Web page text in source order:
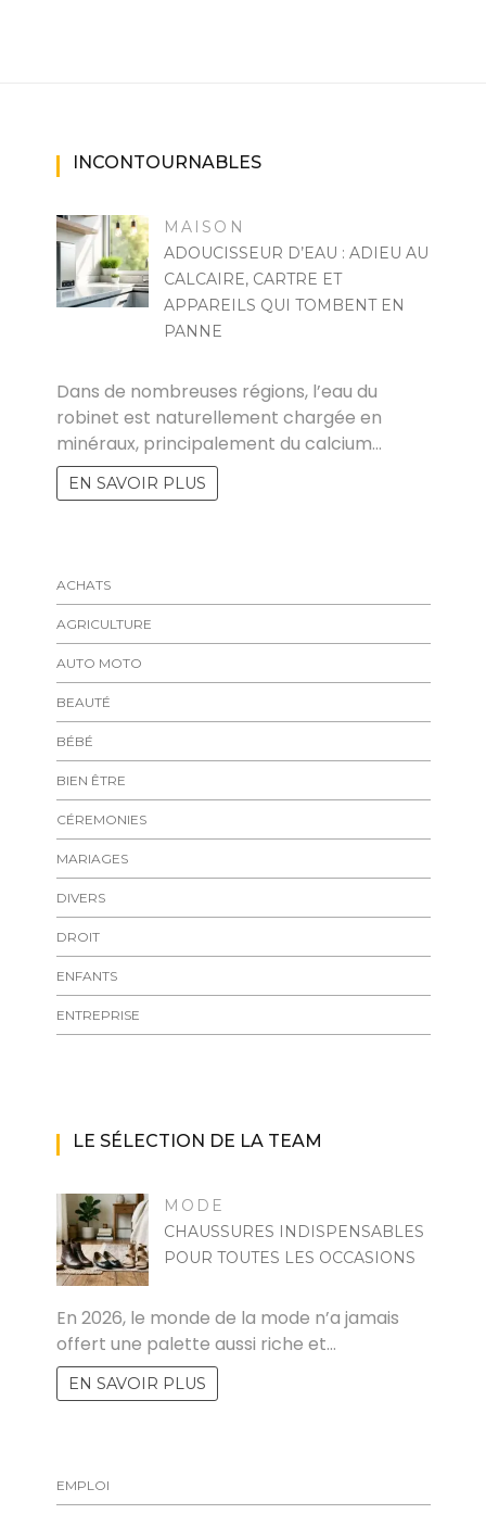
INCONTOURNABLES
MAISON
ADOUCISSEUR D’EAU : ADIEU AU
CALCAIRE, CARTRE ET
APPAREILS QUI TOMBENT EN
PANNE
Dans de nombreuses régions, l’eau du
robinet est naturellement chargée en
minéraux, principalement du calcium…
EN SAVOIR PLUS
ACHATS
AGRICULTURE
AUTO MOTO
BEAUTÉ
BÉBÉ
BIEN ÊTRE
CÉREMONIES
MARIAGES
DIVERS
DROIT
ENFANTS
ENTREPRISE
LE SÉLECTION DE LA TEAM
MODE
CHAUSSURES INDISPENSABLES
POUR TOUTES LES OCCASIONS
En 2026, le monde de la mode n’a jamais
offert une palette aussi riche et…
EN SAVOIR PLUS
EMPLOI